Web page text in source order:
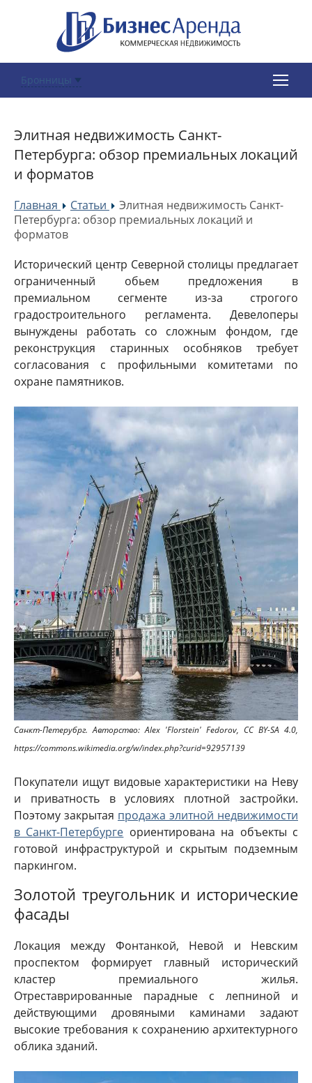
Бронницы
Элитная недвижимость Санкт-
Петербурга: обзор премиальных локаций
и форматов
Главная »Статьи »
Элитная недвижимость Санкт-
Петербурга: обзор премиальных локаций и
форматов
Исторический центр Северной столицы предлагает
ограниченный обьем предложения в
премиальном сегменте из-за строгого
градостроительного регламента. Девелоперы
вынуждены работать со сложным фондом, где
реконструкция старинных особняков требует
согласования с профильными комитетами по
охране памятников.
Санкт-Петерубрг. Авторство: Alex 'Florstein' Fedorov, CC BY-SA 4.0,
https://commons.wikimedia.org/w/index.php?curid=92957139
Покупатели ищут видовые характеристики на Неву
и приватность в условиях плотной застройки.
Поэтому закрытая продажа элитной недвижимости
в Санкт-Петербурге ориентирована на объекты с
готовой инфраструктурой и скрытым подземным
паркингом.
Золотой треугольник и исторические
фасады
Локация между Фонтанкой, Невой и Невским
проспектом формирует главный исторический
кластер премиального жилья.
Отреставрированные парадные с лепниной и
действующими дровяными каминами задают
высокие требования к сохранению архитектурного
облика зданий.